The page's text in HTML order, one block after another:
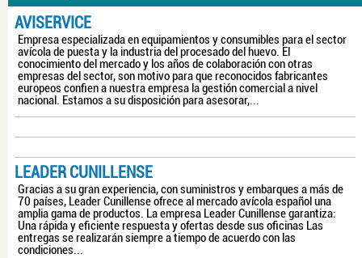
AVISERVICE
Empresa especializada en equipamientos y consumibles para el sector
avícola de puesta y la industria del procesado del huevo. El
conocimiento del mercado y los años de colaboración con otras
empresas del sector, son motivo para que reconocidos fabricantes
europeos confien a nuestra empresa la gestión comercial a nivel
nacional. Estamos a su disposición para asesorar,...
LEADER CUNILLENSE
Gracias a su gran experiencia, con suministros y embarques a más de
70 países, Leader Cunillense ofrece al mercado avícola español una
amplia gama de productos. La empresa Leader Cunillense garantiza:
Una rápida y eficiente respuesta y ofertas desde sus oficinas Las
entregas se realizarán siempre a tiempo de acuerdo con las
condiciones...